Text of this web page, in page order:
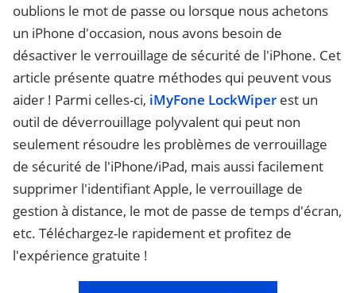
oublions le mot de passe ou lorsque nous achetons
un iPhone d'occasion, nous avons besoin de
désactiver le verrouillage de sécurité de l'iPhone. Cet
article présente quatre méthodes qui peuvent vous
aider ! Parmi celles-ci, iMyFone LockWiper est un
outil de déverrouillage polyvalent qui peut non
seulement résoudre les problèmes de verrouillage
de sécurité de l'iPhone/iPad, mais aussi facilement
supprimer l'identifiant Apple, le verrouillage de
gestion à distance, le mot de passe de temps d'écran,
etc. Téléchargez-le rapidement et profitez de
l'expérience gratuite !